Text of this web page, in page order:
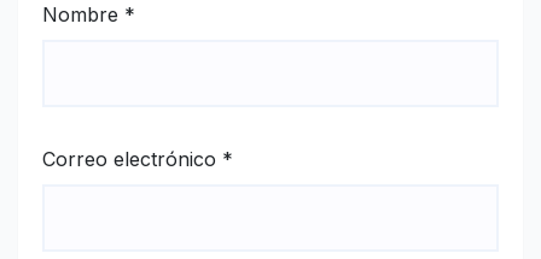
Nombre *
Correo electrónico *